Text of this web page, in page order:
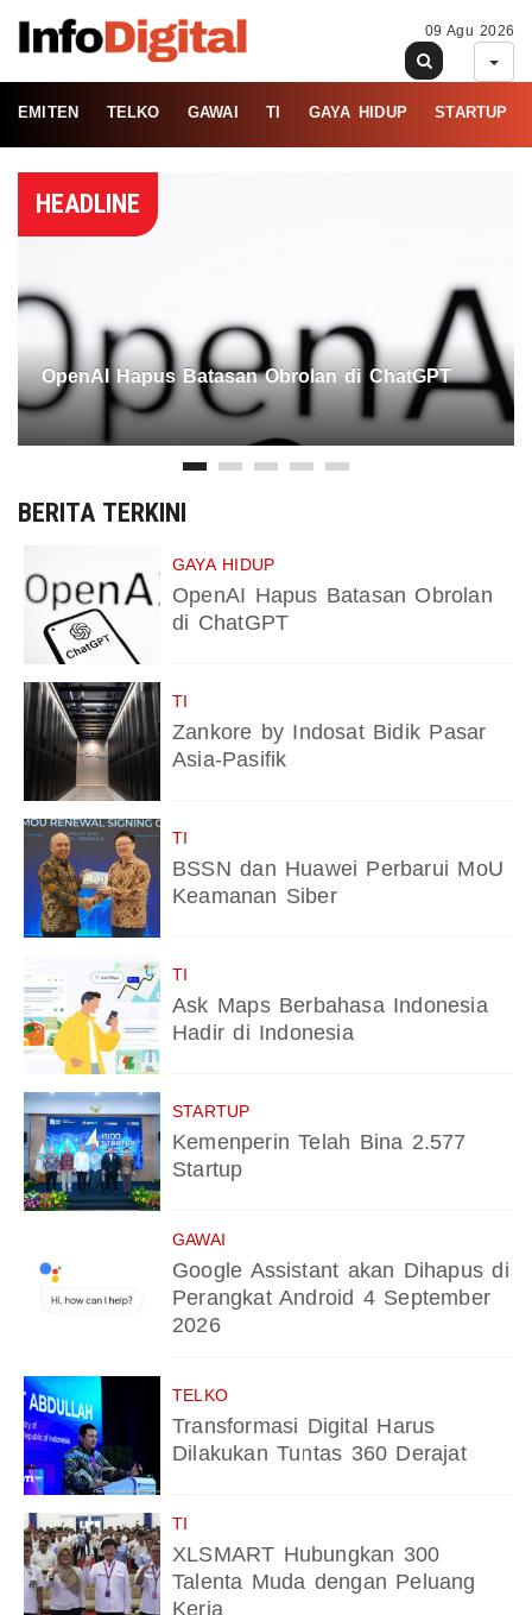
09 Agu 2026
EMITEN TELKO GAWAI TI GAYA HIDUP STARTUP
HEADLINE
OpenAI Hapus Batasan Obrolan di ChatGPT
BERITA TERKINI
GAYA HIDUP
OpenAI Hapus Batasan Obrolan
di ChatGPT
TI
Zankore by Indosat Bidik Pasar
Asia-Pasifik
TI
BSSN dan Huawei Perbarui MoU
Keamanan Siber
TI
Ask Maps Berbahasa Indonesia
Hadir di Indonesia
STARTUP
Kemenperin Telah Bina 2.577
Startup
GAWAI
Google Assistant akan Dihapus di
Perangkat Android 4 September
2026
TELKO
Transformasi Digital Harus
Dilakukan Tuntas 360 Derajat
TI
XLSMART Hubungkan 300
Talenta Muda dengan Peluang
Kerja